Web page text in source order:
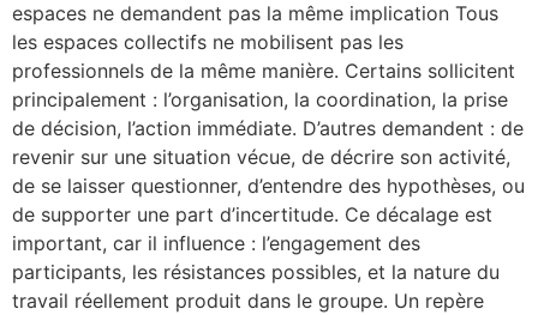
espaces ne demandent pas la même implication Tous
les espaces collectifs ne mobilisent pas les
professionnels de la même manière. Certains sollicitent
principalement : l’organisation, la coordination, la prise
de décision, l’action immédiate. D’autres demandent : de
revenir sur une situation vécue, de décrire son activité,
de se laisser questionner, d’entendre des hypothèses, ou
de supporter une part d’incertitude. Ce décalage est
important, car il influence : l’engagement des
participants, les résistances possibles, et la nature du
travail réellement produit dans le groupe. Un repère